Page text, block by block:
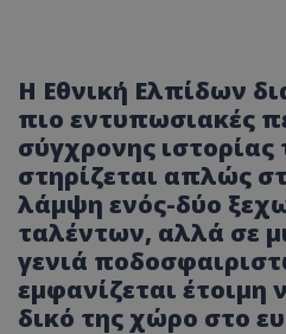
Η Εθνική Ελπίδων
πιο εντυπωσιακές
σύγχρονης ιστορίας
στηρίζεται απλώς
λάμψη ενός-δύο
ταλέντων, αλλά σε
γενιά
εμφανίζεται έτοιμη
δικό της χώρο στο